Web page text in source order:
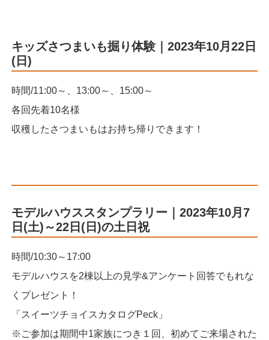
キッズさつまいも掘り体験｜2023年10月22日
(日)
時間/11:00～、13:00～、15:00～
各回先着10名様
収穫したさつまいもはお持ち帰りできます！
モデルハウススタンプラリー｜2023年10月7
日(土)～22日(日)の土日祝
時間/10:30～17:00
モデルハウスを2棟以上の見学&アンケート回答でもれな
くプレゼント！
「スイーツチョイスカタログPeck」
※ご参加は期間中1家族につき１回、初めてご来場された